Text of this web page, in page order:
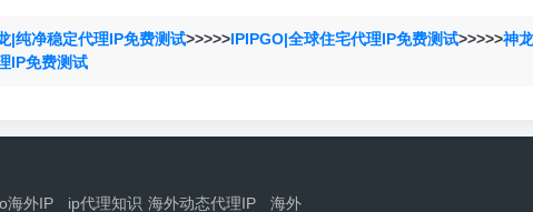
|纯净稳定代理IP免费测试>>>>>IPIPGO|全球住宅代理IP免费测试>>>>>神
IP免费测试
海外IP ip代理知识 海外动态代理IP 海外